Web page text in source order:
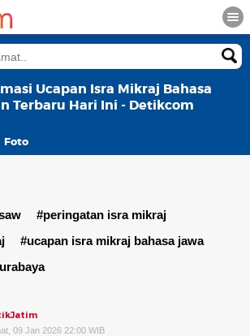
Ucapan Isra Mikraj Bahasa
Terbaru Hari Ini - Detikcom
Foto
#peringatan isra mikraj
#ucapan isra mikraj bahasa jawa
09 Jan 2026 22:00 WIB